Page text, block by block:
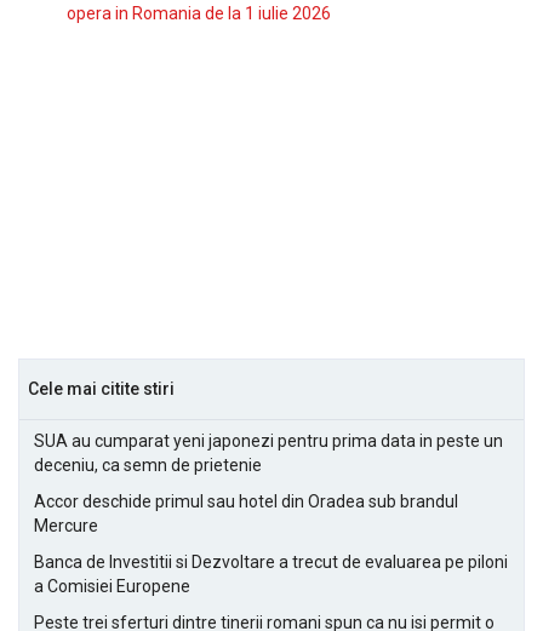
opera in Romania de la 1 iulie 2026
Cele mai citite stiri
SUA au cumparat yeni japonezi pentru prima data in peste un
deceniu, ca semn de prietenie
Accor deschide primul sau hotel din Oradea sub brandul
Mercure
Banca de Investitii si Dezvoltare a trecut de evaluarea pe piloni
a Comisiei Europene
Peste trei sferturi dintre tinerii romani spun ca nu isi permit o